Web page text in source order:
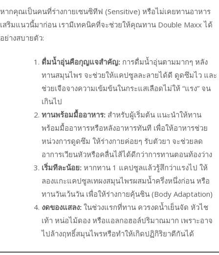
หากคุณเป็นคนที่ร่างกายเซนซิทีฟ (Sensitive) หรือไม่เคยทานอาหาร
เสริมแนวนี้มาก่อน เรามีเทคนิคที่จะช่วยให้คุณทาน Double Maxx ได้
อย่างสบายตัว:
ดื่มน้ำอุ่นคือกุญแจสำคัญ: การดื่มน้ำอุ่นตามมากๆ หลัง
ทานสมุนไพร จะช่วยให้แคปซูลละลายได้ดี ดูดซึมไว และ
ช่วยเจือจางความเข้มข้นในกระแสเลือดไม่ให้ “แรง” จน
เกินไป
ทานพร้อมมื้ออาหาร: สำหรับผู้เริ่มต้น แนะนำให้ทาน
พร้อมมื้ออาหารหรือหลังอาหารทันที เพื่อให้อาหารช่วย
หน่วงการดูดซึม ให้ร่างกายค่อยๆ รับตัวยา จะช่วยลด
อาการเวียนหัวหรือคลื่นไส้ได้ดีกว่าการทานตอนท้องว่าง
เริ่มทีละน้อย: หากทาน 1 แคปซูลแล้วรู้สึกว่าแรงไป ให้
ลองแกะแคปซูลเทผงสมุนไพรผสมน้ำครึ่งหนึ่งก่อน หรือ
ทานวันเว้นวัน เพื่อให้ร่างกายคุ้นชิน (Body Adaptation)
งดของแสลง: ในช่วงแรกที่ทาน ควรงดน้ำเย็นจัด หัวไช
เท้า หน่อไม้ดอง หรือแอลกอฮอล์ปริมาณมาก เพราะอาจ
ไปล้างฤทธิ์สมุนไพรหรือทำให้เกิดปฏิกิริยาตีกันได้